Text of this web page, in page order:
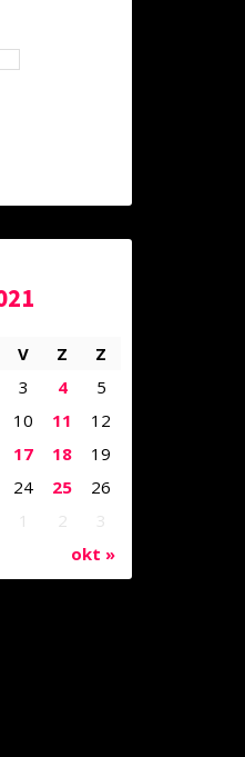
okt »
V Z
Z
3 4
5
10 11
12
17 18
19
24 25
26
1 2 3